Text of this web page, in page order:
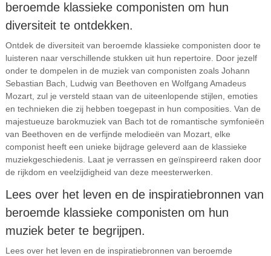
beroemde klassieke componisten om hun
diversiteit te ontdekken.
Ontdek de diversiteit van beroemde klassieke componisten door te
luisteren naar verschillende stukken uit hun repertoire. Door jezelf
onder te dompelen in de muziek van componisten zoals Johann
Sebastian Bach, Ludwig van Beethoven en Wolfgang Amadeus
Mozart, zul je versteld staan van de uiteenlopende stijlen, emoties
en technieken die zij hebben toegepast in hun composities. Van de
majestueuze barokmuziek van Bach tot de romantische symfonieën
van Beethoven en de verfijnde melodieën van Mozart, elke
componist heeft een unieke bijdrage geleverd aan de klassieke
muziekgeschiedenis. Laat je verrassen en geïnspireerd raken door
de rijkdom en veelzijdigheid van deze meesterwerken.
Lees over het leven en de inspiratiebronnen van
beroemde klassieke componisten om hun
muziek beter te begrijpen.
Lees over het leven en de inspiratiebronnen van beroemde